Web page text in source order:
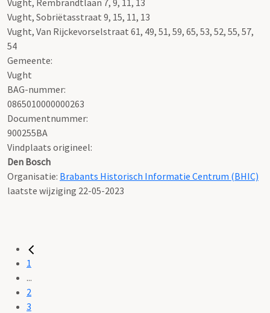
Vught, Sobriëtasstraat 9, 15, 11, 13
Vught, Van Rijckevorselstraat 61, 49, 51, 59, 65, 53, 52, 55, 57,
54
Gemeente:
Vught
BAG-nummer:
0865010000000263
Documentnummer:
900255BA
Vindplaats origineel:
Den Bosch
Organisatie: Brabants Historisch Informatie Centrum (BHIC)
laatste wijziging 22-05-2023
1
...
2
3